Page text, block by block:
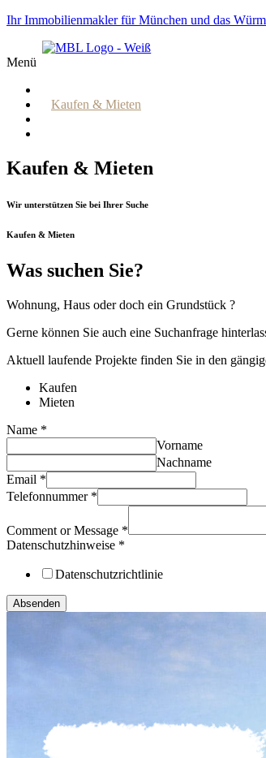
Ihr Immobilienmakler für München und das
Menü
Kaufen & Mieten
Kaufen & Mieten
Wir unterstützen Sie bei Ihrer Suche
Kaufen & Mieten
Was suchen Sie?
Wohnung, Haus oder doch ein Grundstück ?
Gerne können Sie auch eine Suchanfrage
Aktuell laufende Projekte finden Sie in den
Kaufen
Mieten
Name *
Vorname
Nachname
Email *
Telefonnummer *
Comment or Message *
Datenschutzhinweise *
Datenschutzrichtlinie
Absenden